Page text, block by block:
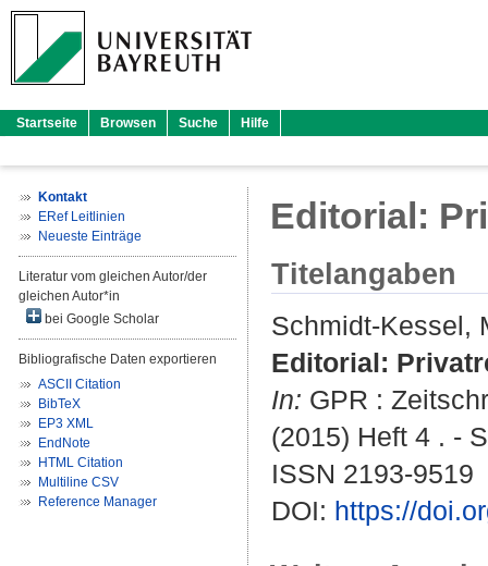
Startseite Browsen Suche Hilfe
Kontakt
ERef Leitlinien
Neueste Einträge
Literatur vom gleichen Autor/der
gleichen Autor*in
bei Google Scholar
Bibliografische Daten exportieren
ASCII Citation
BibTeX
EP3 XML
EndNote
HTML Citation
Multiline CSV
Reference Manager
Editorial:
Titelangaben
Schmidt-Kessel,
Editorial:
In: GPR :
(2015) Heft 4 . -
ISSN 2193-9519
DOI: https://